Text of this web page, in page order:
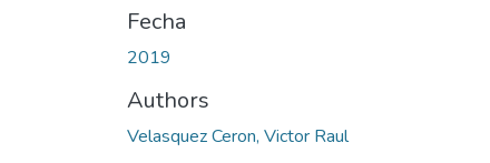
Fecha
2019
Authors
Velasquez Ceron, Victor Raul